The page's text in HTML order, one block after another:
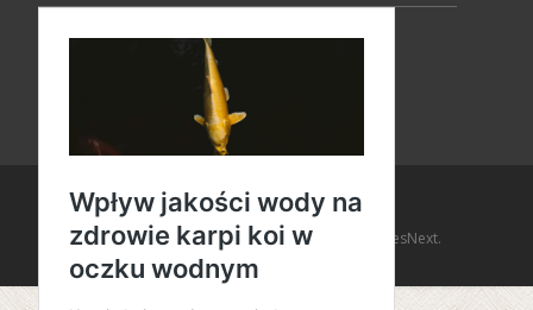
Copyright © Amaro Design
Powered by WordPress, Themei-design by TemplatesNext.